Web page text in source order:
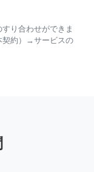
り合わせができま
契約）→サービスの